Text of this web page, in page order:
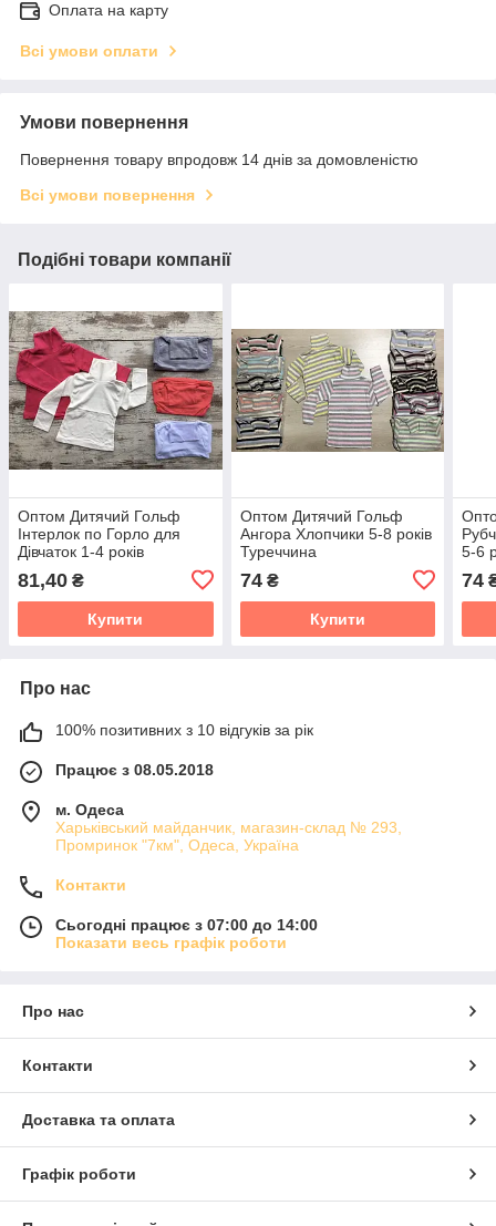
Оплата на карту
Всі умови оплати
Умови повернення
Повернення товару впродовж 14 днів за домовленістю
Всі умови повернення
Подібні товари компанії
Оптом Дитячий Гольф
Інтерлок по Горло для
Дівчаток 1-4 років
81,40 ₴
Купити
Оптом Дитячий Гольф
Ангора Хлопчики 5-8 років
Туреччина
74₴
Купити
5-6
74
Про нас
100% позитивних з 10 відгуків за рік
Працює з 08.05.2018
м. Одеса
Харьківський майданчик, магазин-склад № 293,
Промринок "7км", Одеса, Україна
Контакти
Сьогодні працює з 07:00 до 14:00
Показати весь графік роботи
Про нас
Контакти
Доставка та оплата
Графік роботи